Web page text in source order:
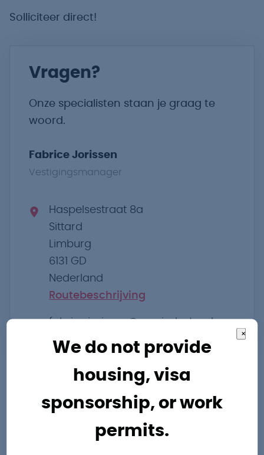
×
We do not provide
housing, visa
sponsorship, or work
permits.
Solliciteer direct!
Vragen?
Onze specialisten staan je graag te
woord.
Fabrice Jorissen
Vestigingsmanager
Haspelsestraat 8a
Sittard
Limburg
6131 GD
Nederland
Routebeschrijving
fabrice.jorissen@pro-industry.nl
Andere